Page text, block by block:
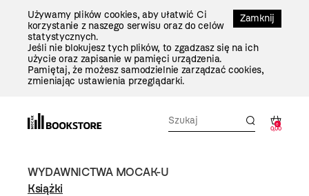
Zamknij
Używamy plików cookies, aby ułatwić Ci
korzystanie z naszego serwisu oraz do celów
statystycznych.
Jeśli nie blokujesz tych plików, to zgadzasz się na ich
użycie oraz zapisanie w pamięci urządzenia.
Pamiętaj, że możesz samodzielnie zarządzać cookies,
zmieniając ustawienia przeglądarki.
0
0,00
WYDAWNICTWA MOCAK-U
Książki